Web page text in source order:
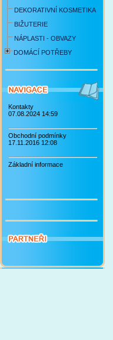
DEKORATIVNÍ KOSMETIKA
BIŽUTERIE
NÁPLASTI - OBVAZY
DOMÁCÍ POTŘEBY
Kontakty
07.08.2024 14:59
Obchodní podmínky
17.11.2016 12:08
Základní informace